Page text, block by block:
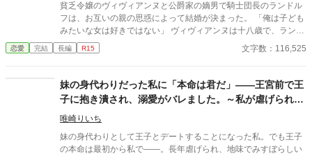
貧乏令嬢のヴィヴィアンヌと公爵家の嫡男で騎士団長のランドル
フは、お互いの親の思惑によって結婚が決まった。 「俺は子ども
みたいな女は好きではない」 ヴィヴィアンヌは十八歳で、ランド
ルフは三十歳。 ヴィヴィアンヌは背が低く、ランドルフは背が高
い。 ヴィヴィアンヌは貧乏で、ランドルフは金持ち。 何もかもが
お金の恩があるためなんとか彼の妻になろうと奮闘する。そんな
中ランドルフはぶっきらぼうで冷たいが、とろこどころに優しさ
を見せてきて……！？ 貧乏令嬢×不器用な騎士の年の差ラブスト
ーリーです。必ずハッピーエンドにします。
恋愛 完結 長編 R15 文字数：116,525
妹の身代わりだった私に「本命は君だ」――王宮前で王
子に抱き潰され、溺愛がバレました。～私が虐げられる
きっかけになった少年が、私と王子を結び付
唯崎りいち
妹の身代わりとして王子とデートすることになった私。でも王子
の本命は最初から私で――。長年虐げられ、地味でみすぼらしい